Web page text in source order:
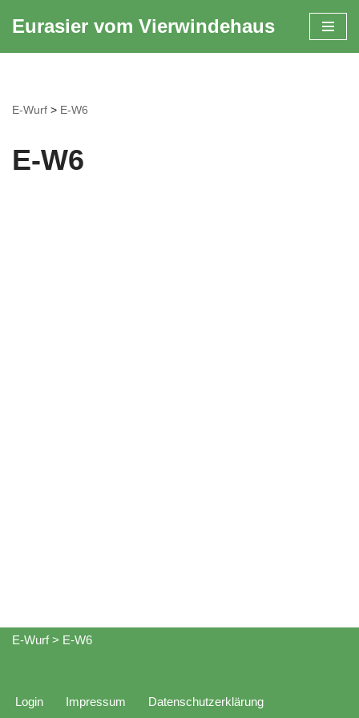
Eurasier vom Vierwindehaus
E-Wurf > E-W6
E-W6
E-Wurf> E-W6
Login Impressum Datenschutzerklärung